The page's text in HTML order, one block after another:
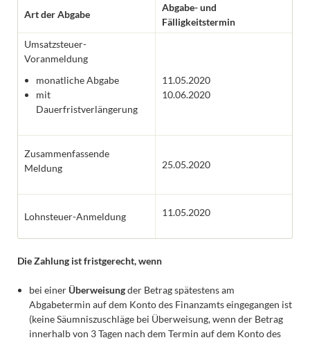
Art der Abgabe
Abgabe- und
Fälligkeitstermin
Umsatzsteuer-
Voranmeldung
monatliche Abgabe
mit
Dauerfristverlängerung
11.05.2020
10.06.2020
Zusammenfassende
Meldung
25.05.2020
Lohnsteuer-Anmeldung 11.05.2020
Die Zahlung ist fristgerecht, wenn
bei einer Überweisungder Betrag spätestens am
Abgabetermin auf dem Konto des Finanzamts eingegangen ist
(keine Säumniszuschläge bei Überweisung, wenn der Betrag
innerhalb von 3 Tagen nach dem Termin auf dem Konto des